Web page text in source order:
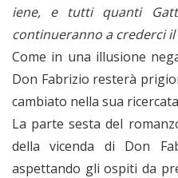
iene, e tutti quanti
continueranno a crederci
Come in una illusione
Don Fabrizio resterà
cambiato nella sua
La parte sesta del
della vicenda di Don
aspettando gli ospiti da